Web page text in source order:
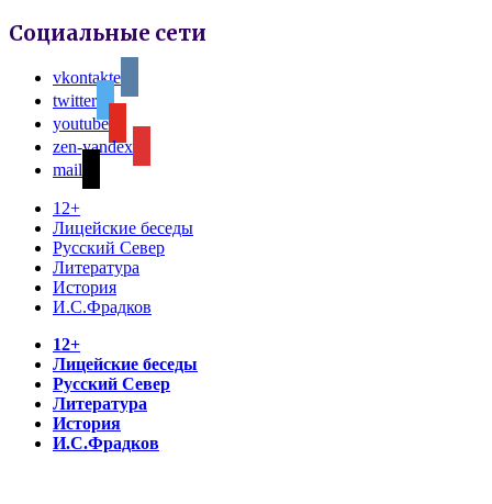
Социальные сети
vkontakte
twitter
youtube
zen-yandex
mail
12+
Лицейские беседы
Русский Север
Литература
История
И.С.Фрадков
12+
Лицейские беседы
Русский Север
Литература
История
И.С.Фрадков